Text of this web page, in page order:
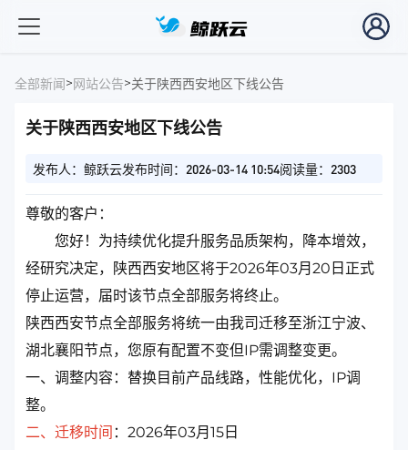
全部新闻>网站公告>关于陕西西安地区下线公告
关于陕西西安地区下线公告
发布人：鲸跃云发布时间：2026-03-14 10:54阅读量：2303
尊敬的客户：
您好！为持续优化提升服务品质架构，降本增效，
经研究决定，陕西西安地区将于2026年03月20日正式
停止运营，届时该节点全部服务将终止。
陕西西安节点全部服务将统一由我司迁移至浙江宁波、
湖北襄阳节点，您原有配置不变但IP需调整变更。
一、调整内容：替换目前产品线路，性能优化，IP调
整。
二、迁移时间 ：2026年03月15日